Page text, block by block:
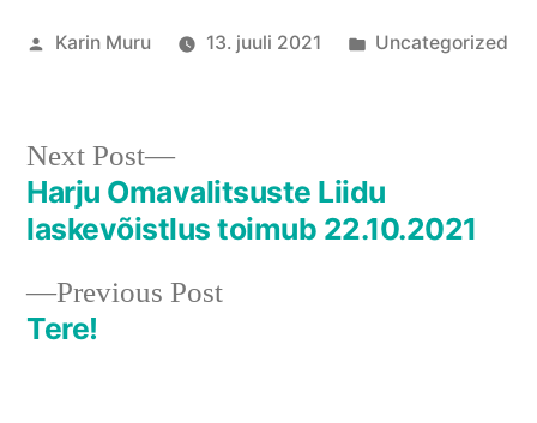
Posted
Karin Muru 13. juuli 2021
Posted
Uncategorized
Navigeerimine
Previous PostPrevious
Tere!
Next Post
Next
post:
Harju Omavalitsuste Liidu
laskevõistlus toimub 22.10.2021